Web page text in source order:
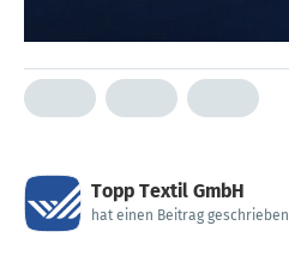
Topp Textil GmbH
hat einen Beitrag geschrieben